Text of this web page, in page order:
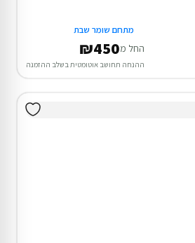
מתחם שומר שבת
החל מ₪450
ההנחה תחושב אוטומטית בשלב ההזמנה